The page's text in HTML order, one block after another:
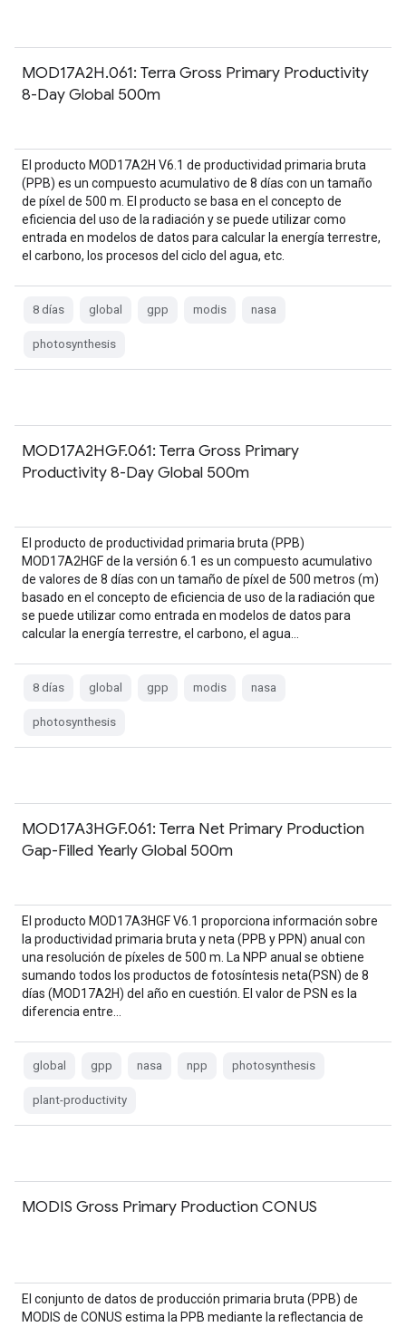
MOD17A2H.061: Terra Gross Primary Productivity
8-Day Global 500m
El producto MOD17A2H V6.1 de productividad primaria bruta
(PPB) es un compuesto acumulativo de 8 días con un tamaño
de píxel de 500 m. El producto se basa en el concepto de
eficiencia del uso de la radiación y se puede utilizar como
entrada en modelos de datos para calcular la energía terrestre,
el carbono, los procesos del ciclo del agua, etc.
8 días global gpp modis nasa
photosynthesis
MOD17A2HGF.061: Terra Gross Primary
Productivity 8-Day Global 500m
El producto de productividad primaria bruta (PPB)
MOD17A2HGF de la versión 6.1 es un compuesto acumulativo
de valores de 8 días con un tamaño de píxel de 500 metros (m)
basado en el concepto de eficiencia de uso de la radiación que
se puede utilizar como entrada en modelos de datos para
calcular la energía terrestre, el carbono, el agua…
8 días global gpp modis nasa
photosynthesis
MOD17A3HGF.061: Terra Net Primary Production
Gap-Filled Yearly Global 500m
El producto MOD17A3HGF V6.1 proporciona información sobre
la productividad primaria bruta y neta (PPB y PPN) anual con
una resolución de píxeles de 500 m. La NPP anual se obtiene
sumando todos los productos de fotosíntesis neta(PSN) de 8
días (MOD17A2H) del año en cuestión. El valor de PSN es la
diferencia entre…
global gpp nasa npp photosynthesis
plant-productivity
MODIS Gross Primary Production CONUS
El conjunto de datos de producción primaria bruta (PPB) de
MODIS de CONUS estima la PPB mediante la reflectancia de